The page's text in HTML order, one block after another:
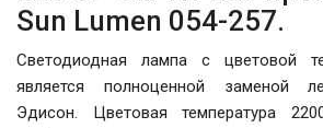
Sun Lumen 054-257.
Светодиодная лампа с цветовой
является полноценной заменой
Эдисон. Цветовая температура